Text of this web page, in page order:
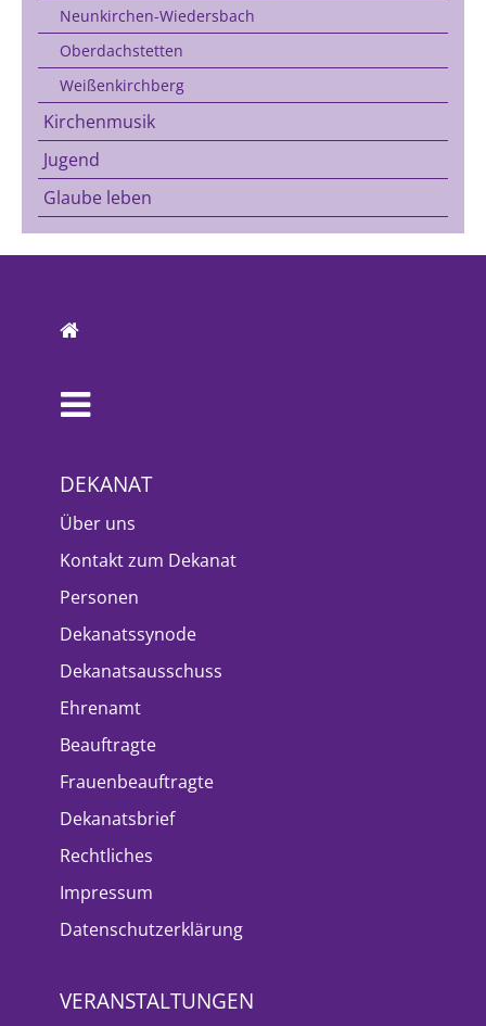
Neunkirchen-Wiedersbach
Oberdachstetten
Weißenkirchberg
Kirchenmusik
Jugend
Glaube leben
DEKANAT
Über uns
Kontakt zum Dekanat
Personen
Dekanatssynode
Dekanatsausschuss
Ehrenamt
Beauftragte
Frauenbeauftragte
Dekanatsbrief
Rechtliches
Impressum
Datenschutzerklärung
VERANSTALTUNGEN